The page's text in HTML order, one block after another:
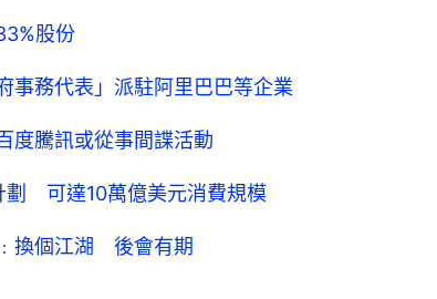
股份
務代表」派駐阿里巴巴等企業
騰訊或從事間諜活動
劃 可達10萬億美元消費規模
換個江湖 後會有期